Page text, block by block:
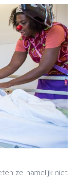
ze namelijk niet